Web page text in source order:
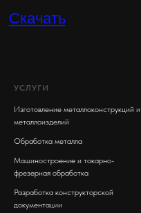
УСЛУГИ
Изготовление металлоконструкций и
металлоизделий
Обработка металла
Машиностроение и токарно-
фрезерная обработка
Разработка конструкторской
документации